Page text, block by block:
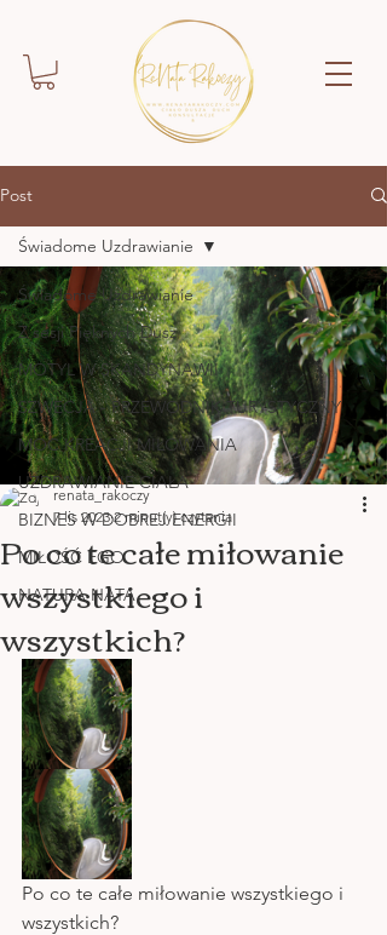
Post
Świadome Uzdrawianie
Z sesji Pięknych Dusz
MOTYL W SKANDYNAWII
SZWECJA - PRZEWODNIK TURYSTYCZNY
MOC KREACJI MIŁOWANIA
UZDRAWIANIE CIAŁA
BIZNES W DOBREJ ENERGII
MIŁOŚĆ EGO
NATURA NATA
Świadome Uzdrawianie
Po co te całe miłowanie
wszystkiego i
wszystkich?
renata_rakoczy
7 lis 2023 2 minut(y) czytania
Po co te całe miłowanie wszystkiego i
wszystkich?